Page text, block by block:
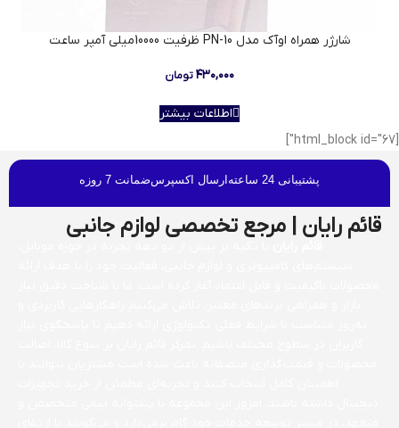
شارژر همراه اوآک مدل PN-10 ظرفیت 10000میلی آمپر ساعت
۴۳۰,۰۰۰تومان
اطلاعات بیشتر
[html_block id="67"]
پشتیبانی 24 ساعته ارسال اکسپرسضمانت 7 روزه
قائم رایان | مرجع تخصصی لوازم جانبی